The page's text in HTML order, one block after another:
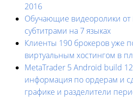
2016
Обучающие видеоролики от
субтитрами на 7 языках
Клиенты 190 брокеров уже
виртуальным хостингом в
MetaTrader 5 Android build
информация по ордерам и
графике и разделители